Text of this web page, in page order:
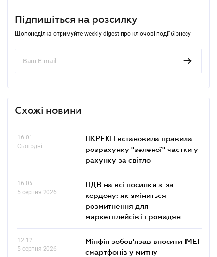
Підпишіться на розсилку
Щопонеділка отримуйте weekly-digest про ключові події бізнесу
Схожі новини
16.01
Сьогодні
НКРЕКП встановила правила
розрахунку "зеленої" частки у
рахунку за світло
16.05
5 серпня 2026
ПДВ на всі посилки з-за
кордону: як зміниться
розмитнення для
маркетплейсів і громадян
12.12
5 серпня 2026
Мінфін зобов'язав вносити IMEI
смартфонів у митну